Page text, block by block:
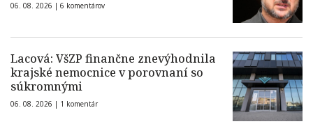
06. 08. 2026 | 6 komentárov
Lacová: VšZP finančne znevýhodnila
krajské nemocnice v porovnaní so
súkromnými
06. 08. 2026 | 1 komentár